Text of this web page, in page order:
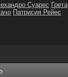
Суарес Грета
Патрисия Рейес